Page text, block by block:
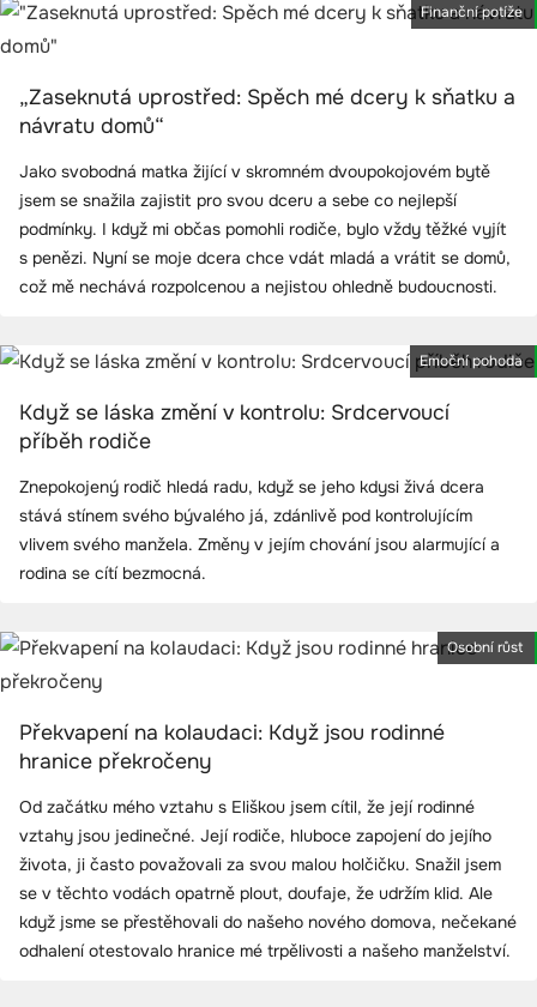
Finanční potíže
„Zaseknutá uprostřed: Spěch mé dcery k sňatku a
návratu domů“
Jako svobodná matka žijící v skromném dvoupokojovém bytě
jsem se snažila zajistit pro svou dceru a sebe co nejlepší
podmínky. I když mi občas pomohli rodiče, bylo vždy těžké vyjít
s penězi. Nyní se moje dcera chce vdát mladá a vrátit se domů,
což mě nechává rozpolcenou a nejistou ohledně budoucnosti.
Emoční pohoda
Když se láska změní v kontrolu: Srdcervoucí
příběh rodiče
Znepokojený rodič hledá radu, když se jeho kdysi živá dcera
stává stínem svého bývalého já, zdánlivě pod kontrolujícím
vlivem svého manžela. Změny v jejím chování jsou alarmující a
rodina se cítí bezmocná.
Osobní růst
Překvapení na kolaudaci: Když jsou rodinné
hranice překročeny
Od začátku mého vztahu s Eliškou jsem cítil, že její rodinné
vztahy jsou jedinečné. Její rodiče, hluboce zapojení do jejího
života, ji často považovali za svou malou holčičku. Snažil jsem
se v těchto vodách opatrně plout, doufaje, že udržím klid. Ale
když jsme se přestěhovali do našeho nového domova, nečekané
odhalení otestovalo hranice mé trpělivosti a našeho manželství.